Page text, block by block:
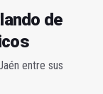
de
entre sus